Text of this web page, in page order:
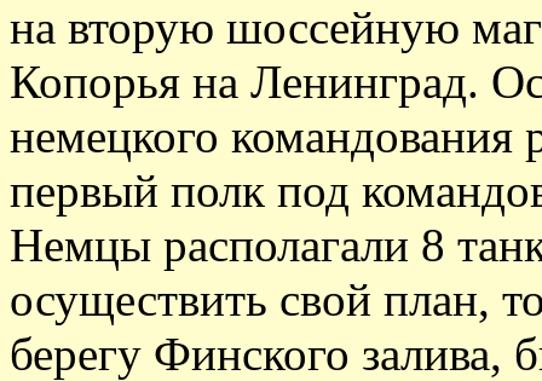
на вторую шоссейную
Копорья на Ленинград.
немецкого командования
первый полк под
Немцы располагали 8
осуществить свой план,
берегу Финского залива,